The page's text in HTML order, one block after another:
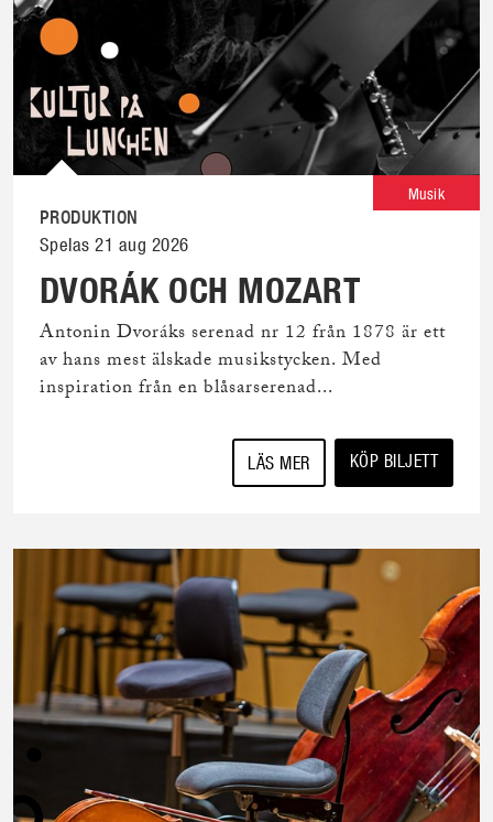
Musik
PRODUKTION
Spelas 21 aug 2026
DVORÁK OCH MOZART
Antonin Dvoráks serenad nr 12 från 1878 är ett
av hans mest älskade musikstycken. Med
inspiration från en blåsarserenad...
LÄS MER KÖP BILJETT